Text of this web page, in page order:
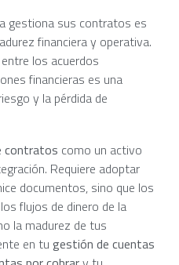
gestiona sus contratos es
financiera y operativa.
los acuerdos
financieras es una
y la pérdida de
contratos como un activo
Requiere adoptar
documentos, sino que los
flujos de dinero de la
la madurez de tus
en tu gestión de cuentas